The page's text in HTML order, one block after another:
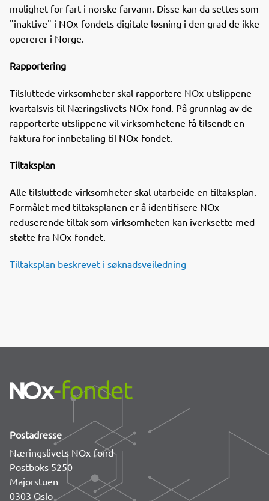
mulighet for fart i norske farvann. Disse kan da settes som
"inaktive" i NOx-fondets digitale løsning i den grad de ikke
opererer i Norge.
Rapportering
Tilsluttede virksomheter skal rapportere NOx-utslippene
kvartalsvis til Næringslivets NOx-fond. På grunnlag av de
rapporterte utslippene vil virksomhetene få tilsendt en
faktura for innbetaling til NOx-fondet.
Tiltaksplan
Alle tilsluttede virksomheter skal utarbeide en tiltaksplan.
Formålet med tiltaksplanen er å identifisere NOx-
reduserende tiltak som virksomheten kan iverksette med
støtte fra NOx-fondet.
Tiltaksplan beskrevet i søknadsveiledning
Postadresse
Næringslivets NOx-fond
Postboks 5250
Majorstuen
0303 Oslo